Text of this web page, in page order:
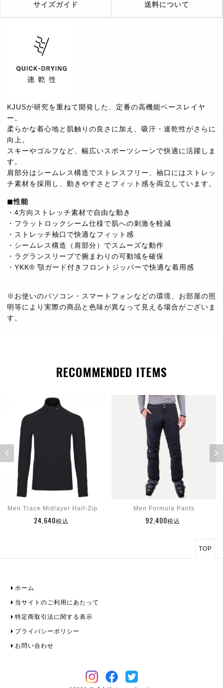
サイズガイド 送料について
KJUSが研究を重ねて開発した、定番の高機能ベースレイヤ
ー。
柔らかな着心地と肌触りの良さに加え、吸汗・速乾性がさらに
向上。
スキーやゴルフなど、幅広いスポーツシーンで快適に活躍しま
す。
肩部分はシームレス構造でストレスフリー、袖口にはストレッ
チ素材を採用し、動きやすさとフィット感を両立しています。
◼︎性能
・4方向ストレッチ素材で自由な動き
・フラットロックシーム仕様で肌への刺激を軽減
・ストレッチ袖口で快適なフィット感
・シームレス構造（肩部分）でスムーズな動作
・ラグランスリーブで腕まわりの可動域を確保
・YKK® 顎ガード付きフロントジッパーで快適な着用感
※お使いのパソコン・スマートフォンなどの環境、お部屋の照
明等により実際の商品と色味が異なって見える場合がございま
す。
RECOMMENDED ITEMS
Men Trace Midlayer Half-Zip
24,640税込
Men Formula Pants
92,400税込
TOP
ホーム
当サイトのご利用にあたって
特定商取引法に関する表示
プライバシーポリシー
お問い合わせ